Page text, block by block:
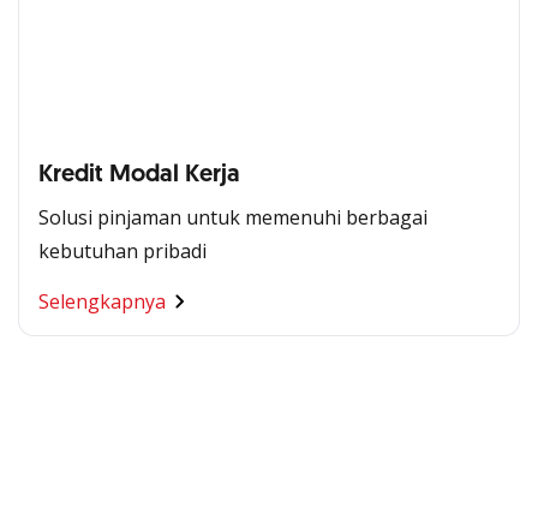
Kredit Modal Kerja
Solusi pinjaman untuk memenuhi berbagai
kebutuhan pribadi
Selengkapnya
Segala Kemudahan Ada
di Satu Genggaman